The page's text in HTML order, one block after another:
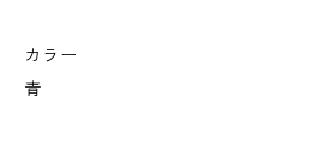
カラー
青